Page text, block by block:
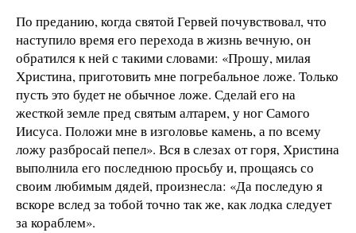
По преданию, когда святой Гервей почувствовал, что
наступило время его перехода в жизнь вечную, он
обратился к ней с такими словами: «Прошу, милая
Христина, приготовить мне погребальное ложе. Только
пусть это будет не обычное ложе. Сделай его на
жесткой земле пред святым алтарем, у ног Самого
Иисуса. Положи мне в изголовье камень, а по всему
ложу разбросай пепел». Вся в слезах от горя, Христина
выполнила его последнюю просьбу и, прощаясь со
своим любимым дядей, произнесла: «Да последую я
вскоре вслед за тобой точно так же, как лодка следует
за кораблем».